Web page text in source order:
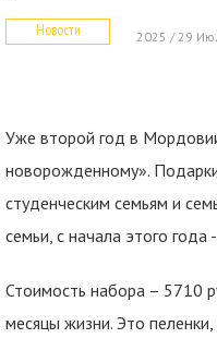
Новости 2025 / 29
Уже второй год в
новорожденному».
студенческим семьям и
семьи, с начала этого
Стоимость набора – 5710
месяцы жизни. Это